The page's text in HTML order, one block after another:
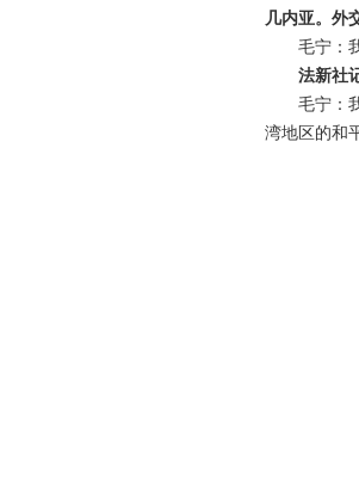
几内亚。外
毛宁：
法新社
毛宁：
湾地区的和